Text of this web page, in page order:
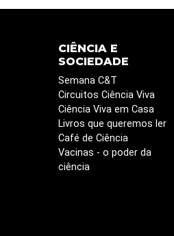
CIÊNCIA E
SOCIEDADE
Semana C&T
Circuitos Ciência Viva
Ciência Viva em Casa
Livros que queremos ler
Café de Ciência
Vacinas - o poder da
ciência